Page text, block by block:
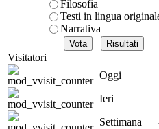
Filosofia
Testi in lingua
Narrativa
Visitatori
Oggi
Ieri
Settimana